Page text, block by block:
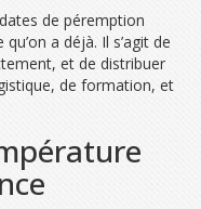
de péremption
a déjà. Il s’agit de
et de distribuer
de formation, et